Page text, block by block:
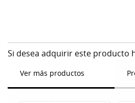
Si desea adquirir este producto
Ver más productos